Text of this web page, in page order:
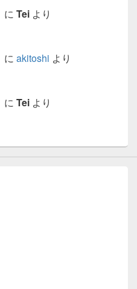
に Tei より
に akitoshi より
に Tei より